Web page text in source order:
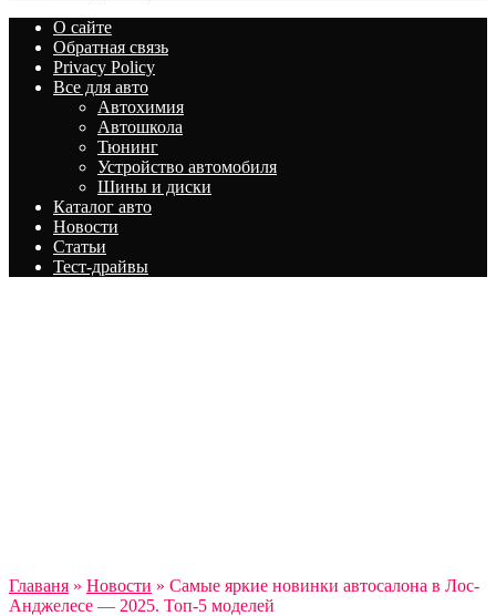
О сайте
Обратная связь
Privacy Policy
Все для авто
Автохимия
Автошкола
Тюнинг
Устройство автомобиля
Шины и диски
Каталог авто
Новости
Статьи
Тест-драйвы
Главаня » Новости » Самые яркие новинки автосалона в Лос-
Анджелесе — 2025. Топ-5 моделей